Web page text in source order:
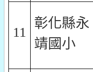
11
彰化縣永
靖國小